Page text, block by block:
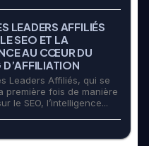
LEADERS AFFILIÉS
SEO ET LA
AU CŒUR DU
Leaders Affiliés, qui se
première fois de manière
le SEO, l’intelligence...